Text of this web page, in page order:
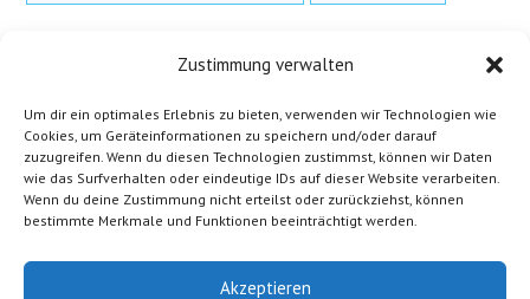
Zustimmung verwalten
Um dir ein optimales Erlebnis zu bieten, verwenden wir Technologien wie
Cookies, um Geräteinformationen zu speichern und/oder darauf
zuzugreifen. Wenn du diesen Technologien zustimmst, können wir Daten
wie das Surfverhalten oder eindeutige IDs auf dieser Website verarbeiten.
Wenn du deine Zustimmung nicht erteilst oder zurückziehst, können
bestimmte Merkmale und Funktionen beeinträchtigt werden.
Akzeptieren
Cookie-Richtlinie (EU)
Datenschutzerklärung
Impressum